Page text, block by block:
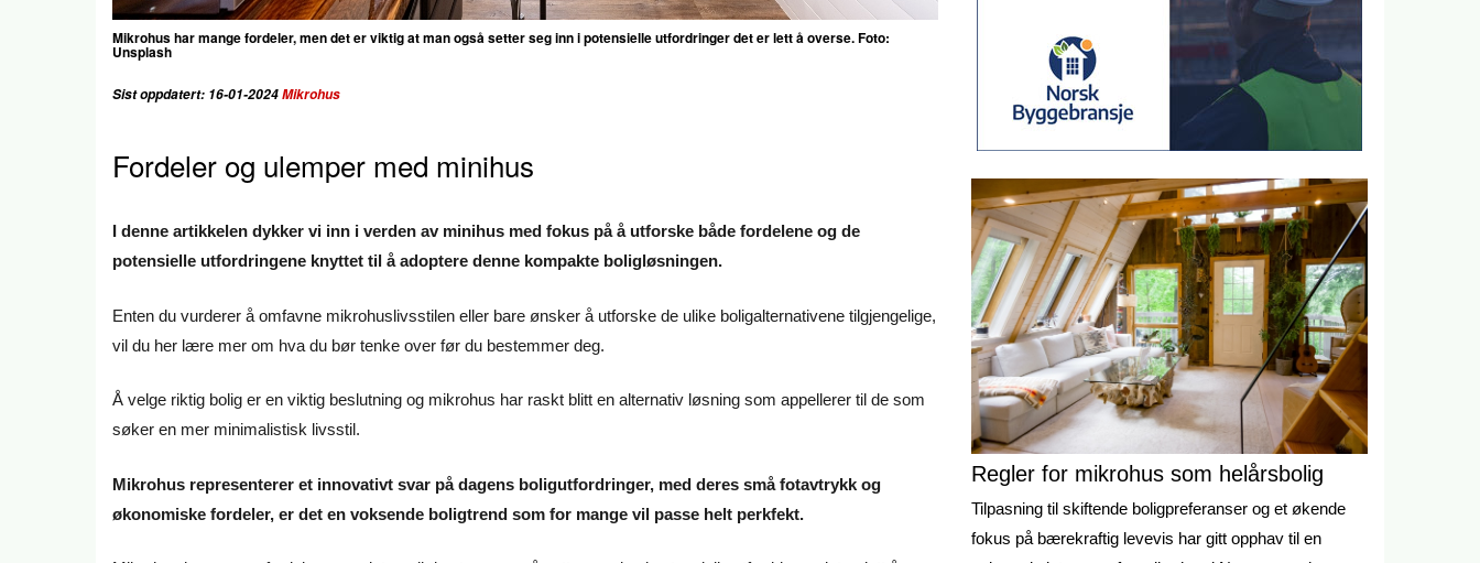
Mikrohus har mange fordeler, men det er viktig at man også setter seg inn i potensielle utfordringer det er lett å overse. Foto:
Unsplash
Sist oppdatert: 16-01-2024Mikrohus
Fordeler og ulemper med minihus
I denne artikkelen dykker vi inn i verden av minihus med fokus på å utforske både fordelene og de
potensielle utfordringene knyttet til å adoptere denne kompakte boligløsningen.
Enten du vurderer å omfavne mikrohuslivsstilen eller bare ønsker å utforske de ulike boligalternativene tilgjengelige,
vil du her lære mer om hva du bør tenke over før du bestemmer deg.
Å velge riktig bolig er en viktig beslutning og mikrohus har raskt blitt en alternativ løsning som appellerer til de som
søker en mer minimalistisk livsstil.
Mikrohus representerer et innovativt svar på dagens boligutfordringer, med deres små fotavtrykk og
økonomiske fordeler, er det en voksende boligtrend som for mange vil passe helt perkfekt.
Regler for mikrohus som helårsbolig
Tilpasning til skiftende boligpreferanser og et økende
fokus på bærekraftig levevis har gitt opphav til en